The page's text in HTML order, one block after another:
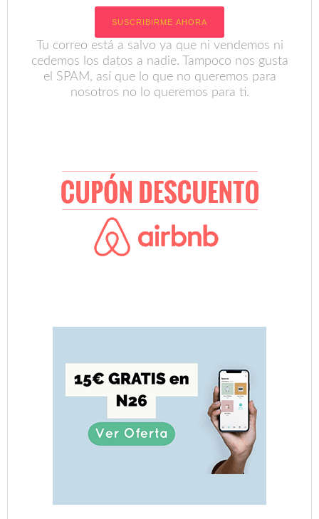
Tu correo está a salvo ya que ni vendemos ni
cedemos los datos a nadie. Tampoco nos gusta
el SPAM, así que lo que no queremos para
nosotros no lo queremos para ti.